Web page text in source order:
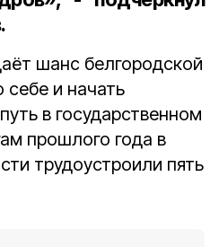
шанс белгородской
и начать
в государственном
прошлого года в
трудоустроили пять